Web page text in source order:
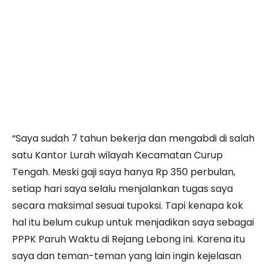
“Saya sudah 7 tahun bekerja dan mengabdi di salah
satu Kantor Lurah wilayah Kecamatan Curup
Tengah. Meski gaji saya hanya Rp 350 perbulan,
setiap hari saya selalu menjalankan tugas saya
secara maksimal sesuai tupoksi. Tapi kenapa kok
hal itu belum cukup untuk menjadikan saya sebagai
PPPK Paruh Waktu di Rejang Lebong ini. Karena itu
saya dan teman-teman yang lain ingin kejelasan